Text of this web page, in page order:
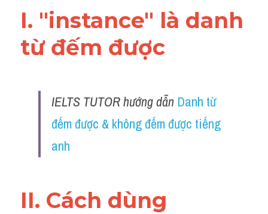
I. "instance" là danh
từ đếm được
IELTS TUTOR hướng dẫn Danh từ
đếm được & không đếm được tiếng
anh
II. Cách dùng